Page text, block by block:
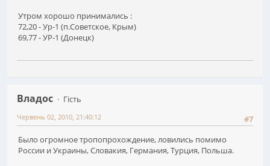
Утром хорошо принимались :
72,20 - Ур-1 (п.Советское, Крым)
69,77 - УР-1 (Донецк)
Владос
Гість
#7
Червень 02, 2010, 21:40:12
Было огромное тропопрохождение, ловились помимо
России и Украины, Словакия, Германия, Турция, Польша.